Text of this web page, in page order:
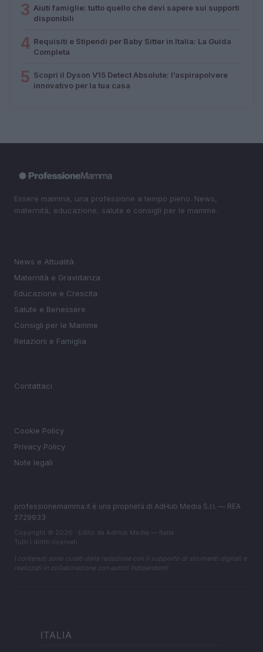
3 Aiuti famiglie: tutto quello che devi sapere sui supporti
disponibili
4 Requisiti e Stipendi per Baby Sitter in Italia: La Guida
Completa
5 Scopri il Dyson V15 Detect Absolute: l’aspirapolvere
innovativo per la tua casa
Essere mamma, una professione a tempo pieno. News,
maternità, educazione, salute e consigli per le mamme.
News e Attualità
Maternità e Gravidanza
Educazione e Crescita
Salute e Benessere
Consigli per le Mamme
Relazioni e Famiglia
Contattaci
Cookie Policy
Privacy Policy
Note legali
professionemamma.it è una proprietà di AdHub Media S.r.l. — REA
2729933
Copyright © 2026 · Edito da AdHub Media — Italia
Tutti i diritti riservati
I contenuti sono curati dalla redazione con il supporto di strumenti digitali e
realizzati in collaborazione con autori indipendenti.
ITALIA